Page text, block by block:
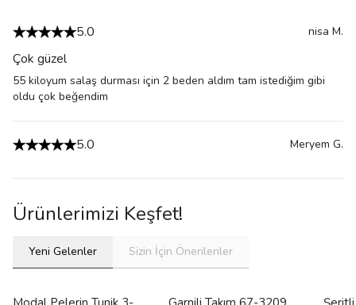
5.0 nisa M.
Çok güzel
55 kiloyum salaş durması için 2 beden aldım tam istediğim gibi
oldu çok beğendim
5.0 Meryem G.
Ürünlerimizi Keşfet!
Yeni Gelenler Sizin İçin Önerilenler